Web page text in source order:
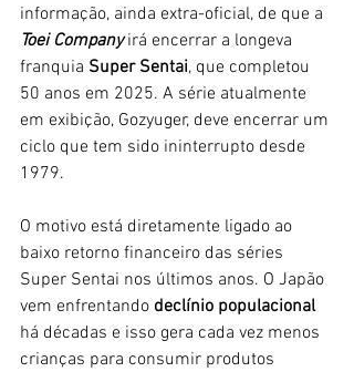
informação, ainda extra-oficial, de que a
Toei Company irá encerrar a longeva
franquia Super Sentai, que completou
50 anos em 2025. A série atualmente
em exibição, Gozyuger, deve encerrar um
ciclo que tem sido ininterrupto desde
1979.
O motivo está diretamente ligado ao
baixo retorno financeiro das séries
Super Sentai nos últimos anos. O Japão
vem enfrentando declínio populacional
há décadas e isso gera cada vez menos
crianças para consumir produtos